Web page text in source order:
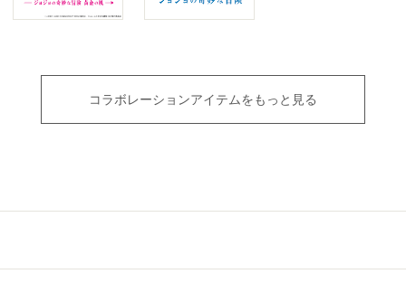
コラボレーションアイテムをもっと見る